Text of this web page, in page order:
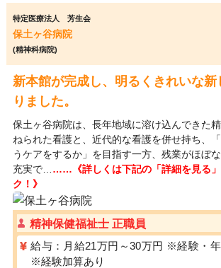
特定医療法人 芳生会
保土ヶ谷病院
(精神科病院)
新本館が完成し、明るくきれいな新
りました。
保土ヶ谷病院は、長年地域に溶け込んできた
ねられた看護と、近代的な看護を併せ持ち、
うケアをするか」を目指す一方、残業がほぼ
充実で… ……《詳しくは下記の「詳細を見る
ク！》
精神保健福祉士 正職員
給与：月給21万円～30万円 ※経験・
※経験加算あり